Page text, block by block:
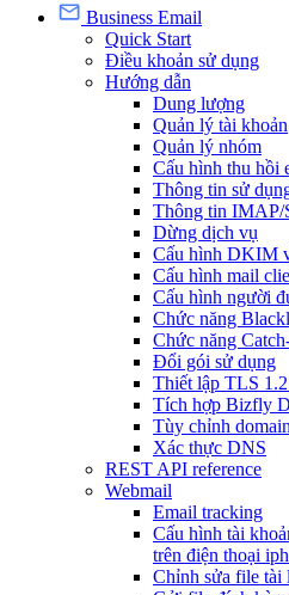
Business Email
Quick Start
Điều khoản sử dụng
Hướng dẫn
Dung lượng
Quản lý tài khoản
Quản lý nhóm
Cấu hình thu hồi
Thông tin sử
Thông tin IMAP/
Dừng dịch vụ
Cấu hình DKIM
Cấu hình mail
Cấu hình người
Chức năng
Chức năng
Đổi gói sử dụng
Thiết lập TLS
Tích hợp Bizfly
Tùy chỉnh
Xác thực DNS
REST API reference
Webmail
Email tracking
Cấu hình tài
trên điện thoại
Chỉnh sửa file